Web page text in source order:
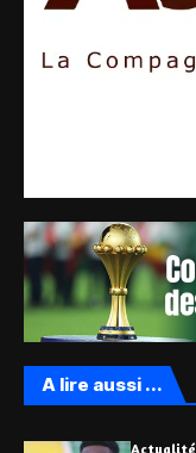
A lire aussi ...
Actualité